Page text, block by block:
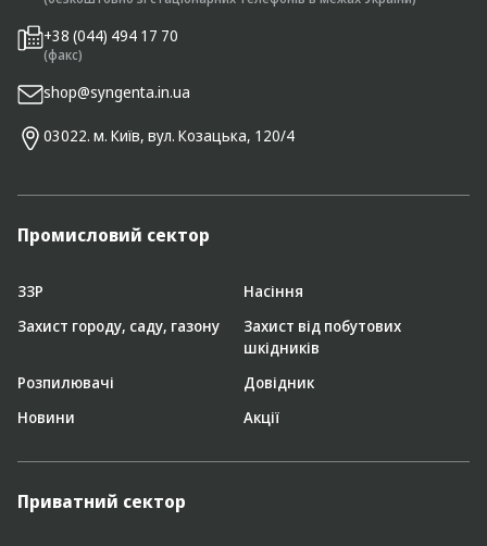
+38 (044) 494 17 70
(факс)
shop@syngenta.in.ua
03022. м. Київ, вул. Козацька, 120/4
Промисловий сектор
ЗЗР
Насіння
Захист городу, саду, газону
Захист від побутових
шкідників
Розпилювачі
Довідник
Новини
Акції
Приватний сектор